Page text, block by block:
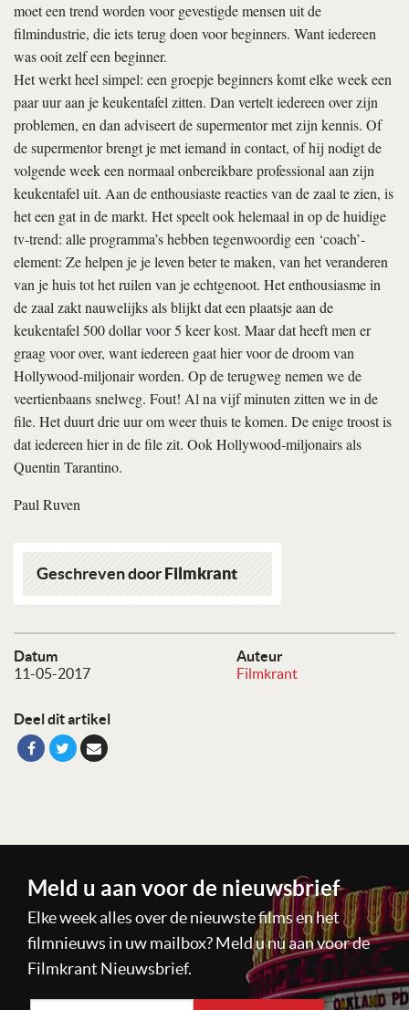
Datum
11-05-2017
Auteur
Filmkrant
Deel dit artikel
moet een trend worden voor gevestigde mensen uit de
filmindustrie, die iets terug doen voor beginners. Want iedereen
was ooit zelf een beginner.
Het werkt heel simpel: een groepje beginners komt elke week een
paar uur aan je keukentafel zitten. Dan vertelt iedereen over zijn
problemen, en dan adviseert de supermentor met zijn kennis. Of
de supermentor brengt je met iemand in contact, of hij nodigt de
volgende week een normaal onbereikbare professional aan zijn
keukentafel uit. Aan de enthousiaste reacties van de zaal te zien, is
het een gat in de markt. Het speelt ook helemaal in op de huidige
tv-trend: alle programma’s hebben tegenwoordig een ‘coach’-
element: Ze helpen je je leven beter te maken, van het veranderen
van je huis tot het ruilen van je echtgenoot. Het enthousiasme in
de zaal zakt nauwelijks als blijkt dat een plaatsje aan de
keukentafel 500 dollar voor 5 keer kost. Maar dat heeft men er
graag voor over, want iedereen gaat hier voor de droom van
Hollywood-miljonair worden. Op de terugweg nemen we de
veertienbaans snelweg. Fout! Al na vijf minuten zitten we in de
file. Het duurt drie uur om weer thuis te komen. De enige troost is
dat iedereen hier in de file zit. Ook Hollywood-miljonairs als
Quentin Tarantino.
Paul Ruven
Geschreven doorFilmkrant
Meld u aan voor de nieuwsbrief
Elke week alles over de nieuwste films en het
filmnieuws in uw mailbox? Meld u nu aan voor de
Filmkrant Nieuwsbrief.